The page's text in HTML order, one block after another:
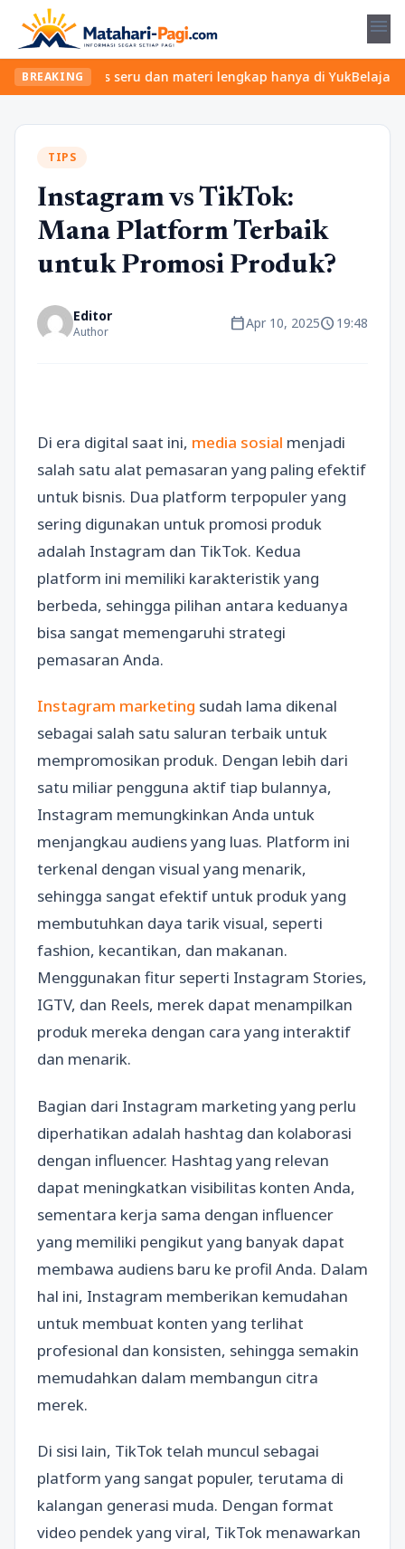
menu
BREAKING
kelas seru dan materi lengkap hanya di YukBelajar.com.
TIPS
Instagram vs TikTok:
Mana Platform Terbaik
untuk Promosi Produk?
Editor
Author calendar_todayApr 10, 2025schedule19:48
Di era digital saat ini, media sosial menjadi
salah satu alat pemasaran yang paling efektif
untuk bisnis. Dua platform terpopuler yang
sering digunakan untuk promosi produk
adalah Instagram dan TikTok. Kedua
platform ini memiliki karakteristik yang
berbeda, sehingga pilihan antara keduanya
bisa sangat memengaruhi strategi
pemasaran Anda.
Instagram marketing sudah lama dikenal
sebagai salah satu saluran terbaik untuk
mempromosikan produk. Dengan lebih dari
satu miliar pengguna aktif tiap bulannya,
Instagram memungkinkan Anda untuk
menjangkau audiens yang luas. Platform ini
terkenal dengan visual yang menarik,
sehingga sangat efektif untuk produk yang
membutuhkan daya tarik visual, seperti
fashion, kecantikan, dan makanan.
Menggunakan fitur seperti Instagram Stories,
IGTV, dan Reels, merek dapat menampilkan
produk mereka dengan cara yang interaktif
dan menarik.
Bagian dari Instagram marketing yang perlu
diperhatikan adalah hashtag dan kolaborasi
dengan influencer. Hashtag yang relevan
dapat meningkatkan visibilitas konten Anda,
sementara kerja sama dengan influencer
yang memiliki pengikut yang banyak dapat
membawa audiens baru ke profil Anda. Dalam
hal ini, Instagram memberikan kemudahan
untuk membuat konten yang terlihat
profesional dan konsisten, sehingga semakin
memudahkan dalam membangun citra
merek.
Di sisi lain, TikTok telah muncul sebagai
platform yang sangat populer, terutama di
kalangan generasi muda. Dengan format
video pendek yang viral, TikTok menawarkan